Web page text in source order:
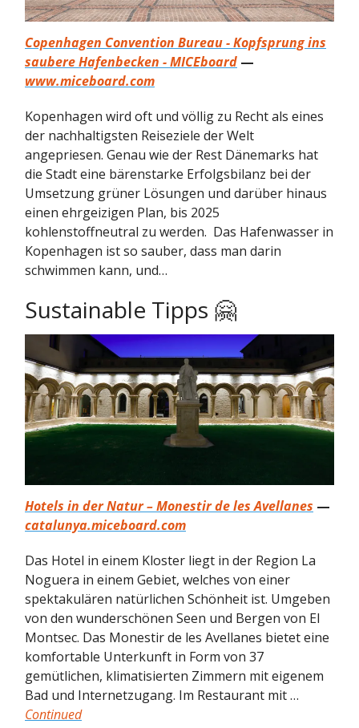
Copenhagen Convention Bureau - Kopfsprung ins
saubere Hafenbecken - MICEboard —
www.miceboard.com
Kopenhagen wird oft und völlig zu Recht als eines
der nachhaltigsten Reiseziele der Welt
angepriesen. Genau wie der Rest Dänemarks hat
die Stadt eine bärenstarke Erfolgsbilanz bei der
Umsetzung grüner Lösungen und darüber hinaus
einen ehrgeizigen Plan, bis 2025
kohlenstoffneutral zu werden. Das Hafenwasser in
Kopenhagen ist so sauber, dass man darin
schwimmen kann, und…
Sustainable Tipps 🤗
Hotels in der Natur – Monestir de les Avellanes —
catalunya.miceboard.com
Das Hotel in einem Kloster liegt in der Region La
Noguera in einem Gebiet, welches von einer
spektakulären natürlichen Schönheit ist. Umgeben
von den wunderschönen Seen und Bergen von El
Montsec. Das Monestir de les Avellanes bietet eine
komfortable Unterkunft in Form von 37
gemütlichen, klimatisierten Zimmern mit eigenem
Bad und Internetzugang. Im Restaurant mit …
Continued